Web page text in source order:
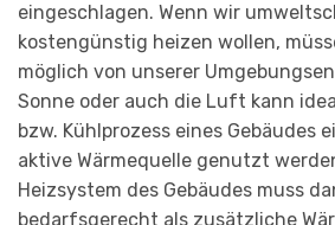
eingeschlagen. Wenn wir
kostengünstig heizen wollen,
möglich von unserer
Sonne oder auch die Luft kann
bzw. Kühlprozess eines Gebäudes
aktive Wärmequelle genutzt
Heizsystem des Gebäudes muss
bedarfsgerecht als zusätzliche